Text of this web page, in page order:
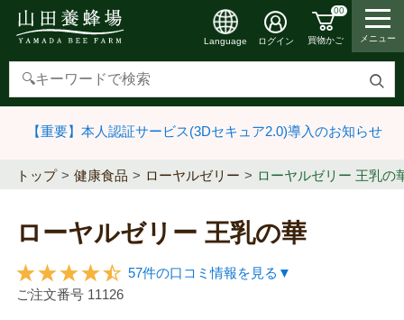
検
す
Language ログイン
00
買物かご メニュー
【重要】本人認証サービス(3Dセキュア2.0)導入のお知らせ
トップ 健康食品 ローヤルゼリー ローヤルゼリー 王乳の
ローヤルゼリー 王乳の華
57件の口コミ情報を見る▼
ご注文番号 11126